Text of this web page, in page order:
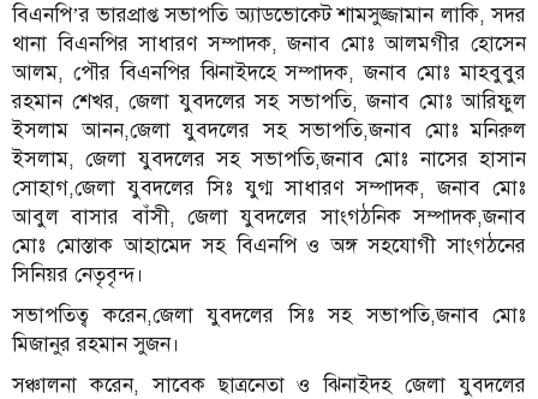
বিএনপি’র ভারপ্রাপ্ত সভাপতি অ্যাডভোকেট শামসুজ্জামান লাকি, সদর
থানা বিএনপির সাধারণ সম্পাদক, জনাব মোঃ আলমগীর হোসেন
আলম, পৌর বিএনপির ঝিনাইদহে সম্পাদক, জনাব মোঃ মাহবুবুর
রহমান শেখর, জেলা যুবদলের সহ সভাপতি, জনাব মোঃ আরিফুল
ইসলাম আনন,জেলা যুবদলের সহ সভাপতি,জনাব মোঃ মনিরুল
ইসলাম, জেলা যুবদলের সহ সভাপতি,জনাব মোঃ নাসের হাসান
সোহাগ,জেলা যুবদলের সিঃ যুগ্ম সাধারণ সম্পাদক, জনাব মোঃ
আবুল বাসার বাঁসী, জেলা যুবদলের সাংগঠনিক সম্পাদক,জনাব
মোঃ মোস্তাক আহামেদ সহ বিএনপি ও অঙ্গ সহযোগী সাংগঠনের
সিনিয়র নেতৃবৃন্দ।
সভাপতিত্ব করেন,জেলা যুবদলের সিঃ সহ সভাপতি,জনাব মোঃ
মিজানুর রহমান সুজন।
সঞ্চালনা করেন, সাবেক ছাত্রনেতা ও ঝিনাইদহ জেলা যুবদলের